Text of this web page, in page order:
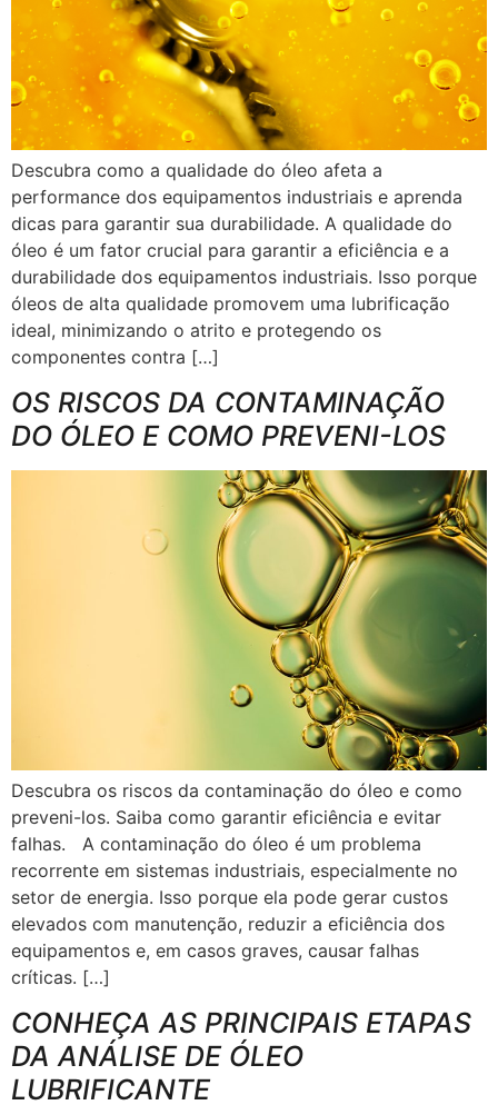
Descubra como a qualidade do óleo afeta a
performance dos equipamentos industriais e aprenda
dicas para garantir sua durabilidade. A qualidade do
óleo é um fator crucial para garantir a eficiência e a
durabilidade dos equipamentos industriais. Isso porque
óleos de alta qualidade promovem uma lubrificação
ideal, minimizando o atrito e protegendo os
componentes contra […]
OS RISCOS DA CONTAMINAÇÃO
DO ÓLEO E COMO PREVENI-LOS
Descubra os riscos da contaminação do óleo e como
preveni-los. Saiba como garantir eficiência e evitar
falhas. A contaminação do óleo é um problema
recorrente em sistemas industriais, especialmente no
setor de energia. Isso porque ela pode gerar custos
elevados com manutenção, reduzir a eficiência dos
equipamentos e, em casos graves, causar falhas
críticas. […]
CONHEÇA AS PRINCIPAIS ETAPAS
DA ANÁLISE DE ÓLEO
LUBRIFICANTE